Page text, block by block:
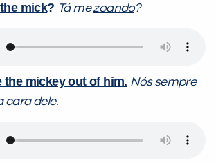
mick? Tá mezoando?
the mickey out of him. Nós sempre
cara dele.